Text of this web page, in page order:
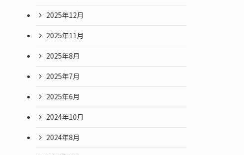
2025年12月
2025年11月
2025年8月
2025年7月
2025年6月
2024年10月
2024年8月